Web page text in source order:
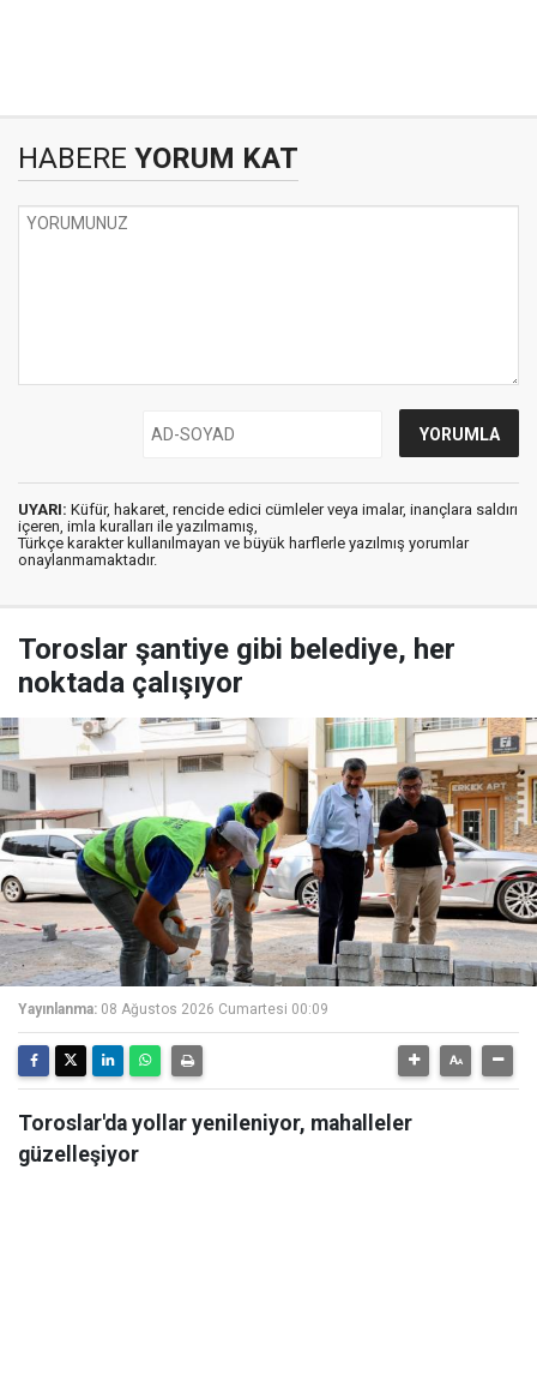
HABERE YORUM KAT
UYARI: Küfür, hakaret, rencide edici cümleler veya imalar, inançlara saldırı
içeren, imla kuralları ile yazılmamış,
Türkçe karakter kullanılmayan ve büyük harflerle yazılmış yorumlar
onaylanmamaktadır.
Toroslar şantiye gibi belediye, her
noktada çalışıyor
Yayınlanma: 08 Ağustos 2026 Cumartesi 00:09
Toroslar'da yollar yenileniyor, mahalleler
güzelleşiyor